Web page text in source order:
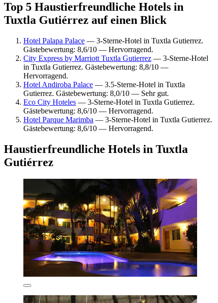
Top 5 Haustierfreundliche Hotels in
Tuxtla Gutiérrez auf einen Blick
Hotel Palapa Palace — 3-Sterne-Hotel in Tuxtla Gutierrez.
Gästebewertung: 8,6/10 — Hervorragend.
City Express by Marriott Tuxtla Gutierrez — 3-Sterne-Hotel
in Tuxtla Gutierrez. Gästebewertung: 8,8/10 —
Hervorragend.
Hotel Andiroba Palace — 3.5-Sterne-Hotel in Tuxtla
Gutierrez. Gästebewertung: 8,0/10 — Sehr gut.
Eco City Hoteles — 3-Sterne-Hotel in Tuxtla Gutierrez.
Gästebewertung: 8,6/10 — Hervorragend.
Hotel Parque Marimba — 3-Sterne-Hotel in Tuxtla Gutierrez.
Gästebewertung: 8,6/10 — Hervorragend.
Haustierfreundliche Hotels in Tuxtla
Gutiérrez